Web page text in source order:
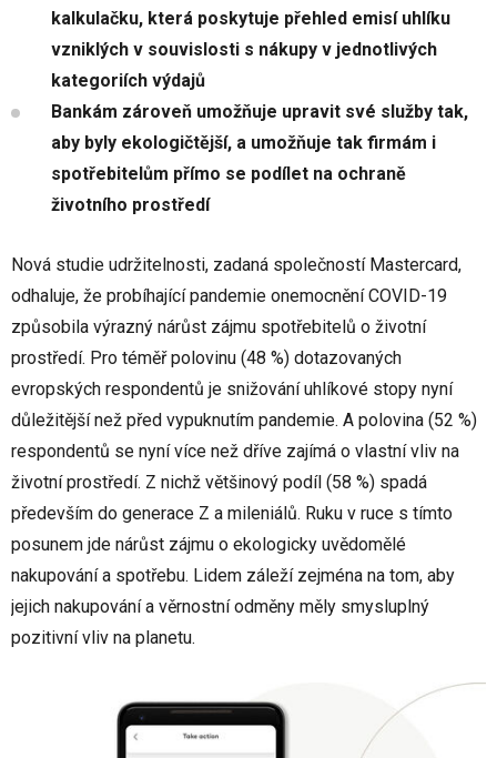
kalkulačku, která poskytuje přehled emisí uhlíku
vzniklých v souvislosti s nákupy v jednotlivých
kategoriích výdajů
Bankám zároveň umožňuje upravit své služby tak,
aby byly ekologičtější, a umožňuje tak firmám i
spotřebitelům přímo se podílet na ochraně
životního prostředí
Nová studie udržitelnosti, zadaná společností Mastercard,
odhaluje, že probíhající pandemie onemocnění COVID-19
způsobila výrazný nárůst zájmu spotřebitelů o životní
prostředí. Pro téměř polovinu (48 %) dotazovaných
evropských respondentů je snižování uhlíkové stopy nyní
důležitější než před vypuknutím pandemie. A polovina (52 %)
respondentů se nyní více než dříve zajímá o vlastní vliv na
životní prostředí. Z nichž většinový podíl (58 %) spadá
především do generace Z a mileniálů. Ruku v ruce s tímto
posunem jde nárůst zájmu o ekologicky uvědomělé
nakupování a spotřebu. Lidem záleží zejména na tom, aby
jejich nakupování a věrnostní odměny měly smysluplný
pozitivní vliv na planetu.